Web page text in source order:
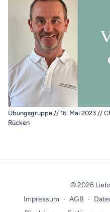
Übungsgruppe // 16. Mai 2023 //
Rücken
© 2026
Impressum ∙ AGB ∙